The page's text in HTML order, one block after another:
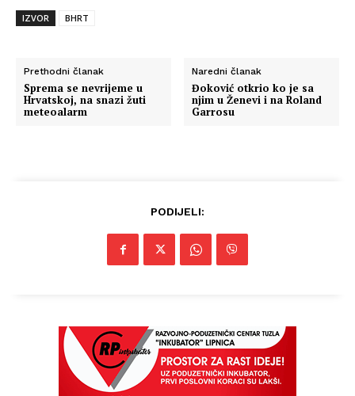
IZVOR BHRT
Prethodni članak
Sprema se nevrijeme u
Hrvatskoj, na snazi žuti
meteoalarm
Naredni članak
Đoković otkrio ko je sa
njim u Ženevi i na Roland
Garrosu
PODIJELI: